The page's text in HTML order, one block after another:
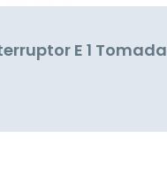
E 1 Tomada